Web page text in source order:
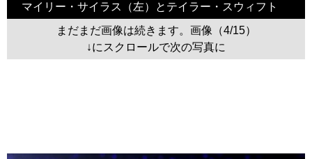
マイリー・サイラス（左）とテイラー・スウィフト
まだまだ画像は続きます。画像（4/15）
↓にスクロールで次の写真に